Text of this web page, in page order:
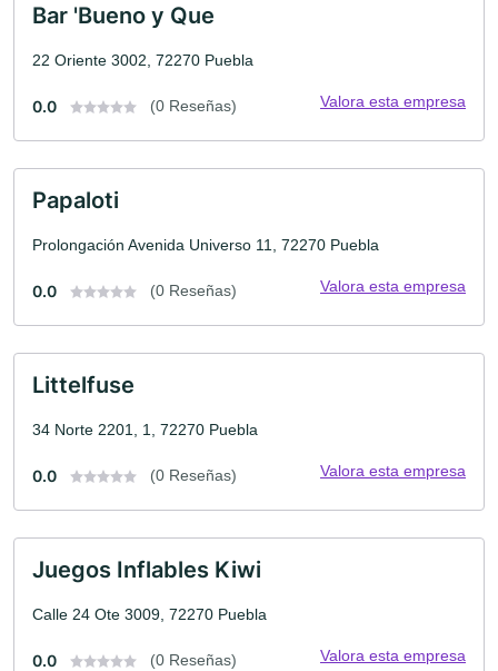
Bar 'Bueno y Que
22 Oriente 3002, 72270 Puebla
0.0 (0 Reseñas) Valora esta empresa
Papaloti
Prolongación Avenida Universo 11, 72270 Puebla
0.0 (0 Reseñas) Valora esta empresa
Littelfuse
34 Norte 2201, 1, 72270 Puebla
0.0 (0 Reseñas) Valora esta empresa
Juegos Inflables Kiwi
Calle 24 Ote 3009, 72270 Puebla
0.0 (0 Reseñas) Valora esta empresa